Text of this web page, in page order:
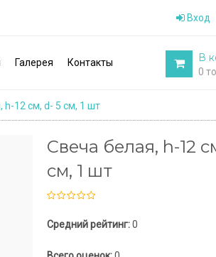
Вход
Галерея Контакты В
0
h-12 см, d- 5 см, 1 шт
Свеча белая, h-12
см, 1 шт
Средний рейтинг:0